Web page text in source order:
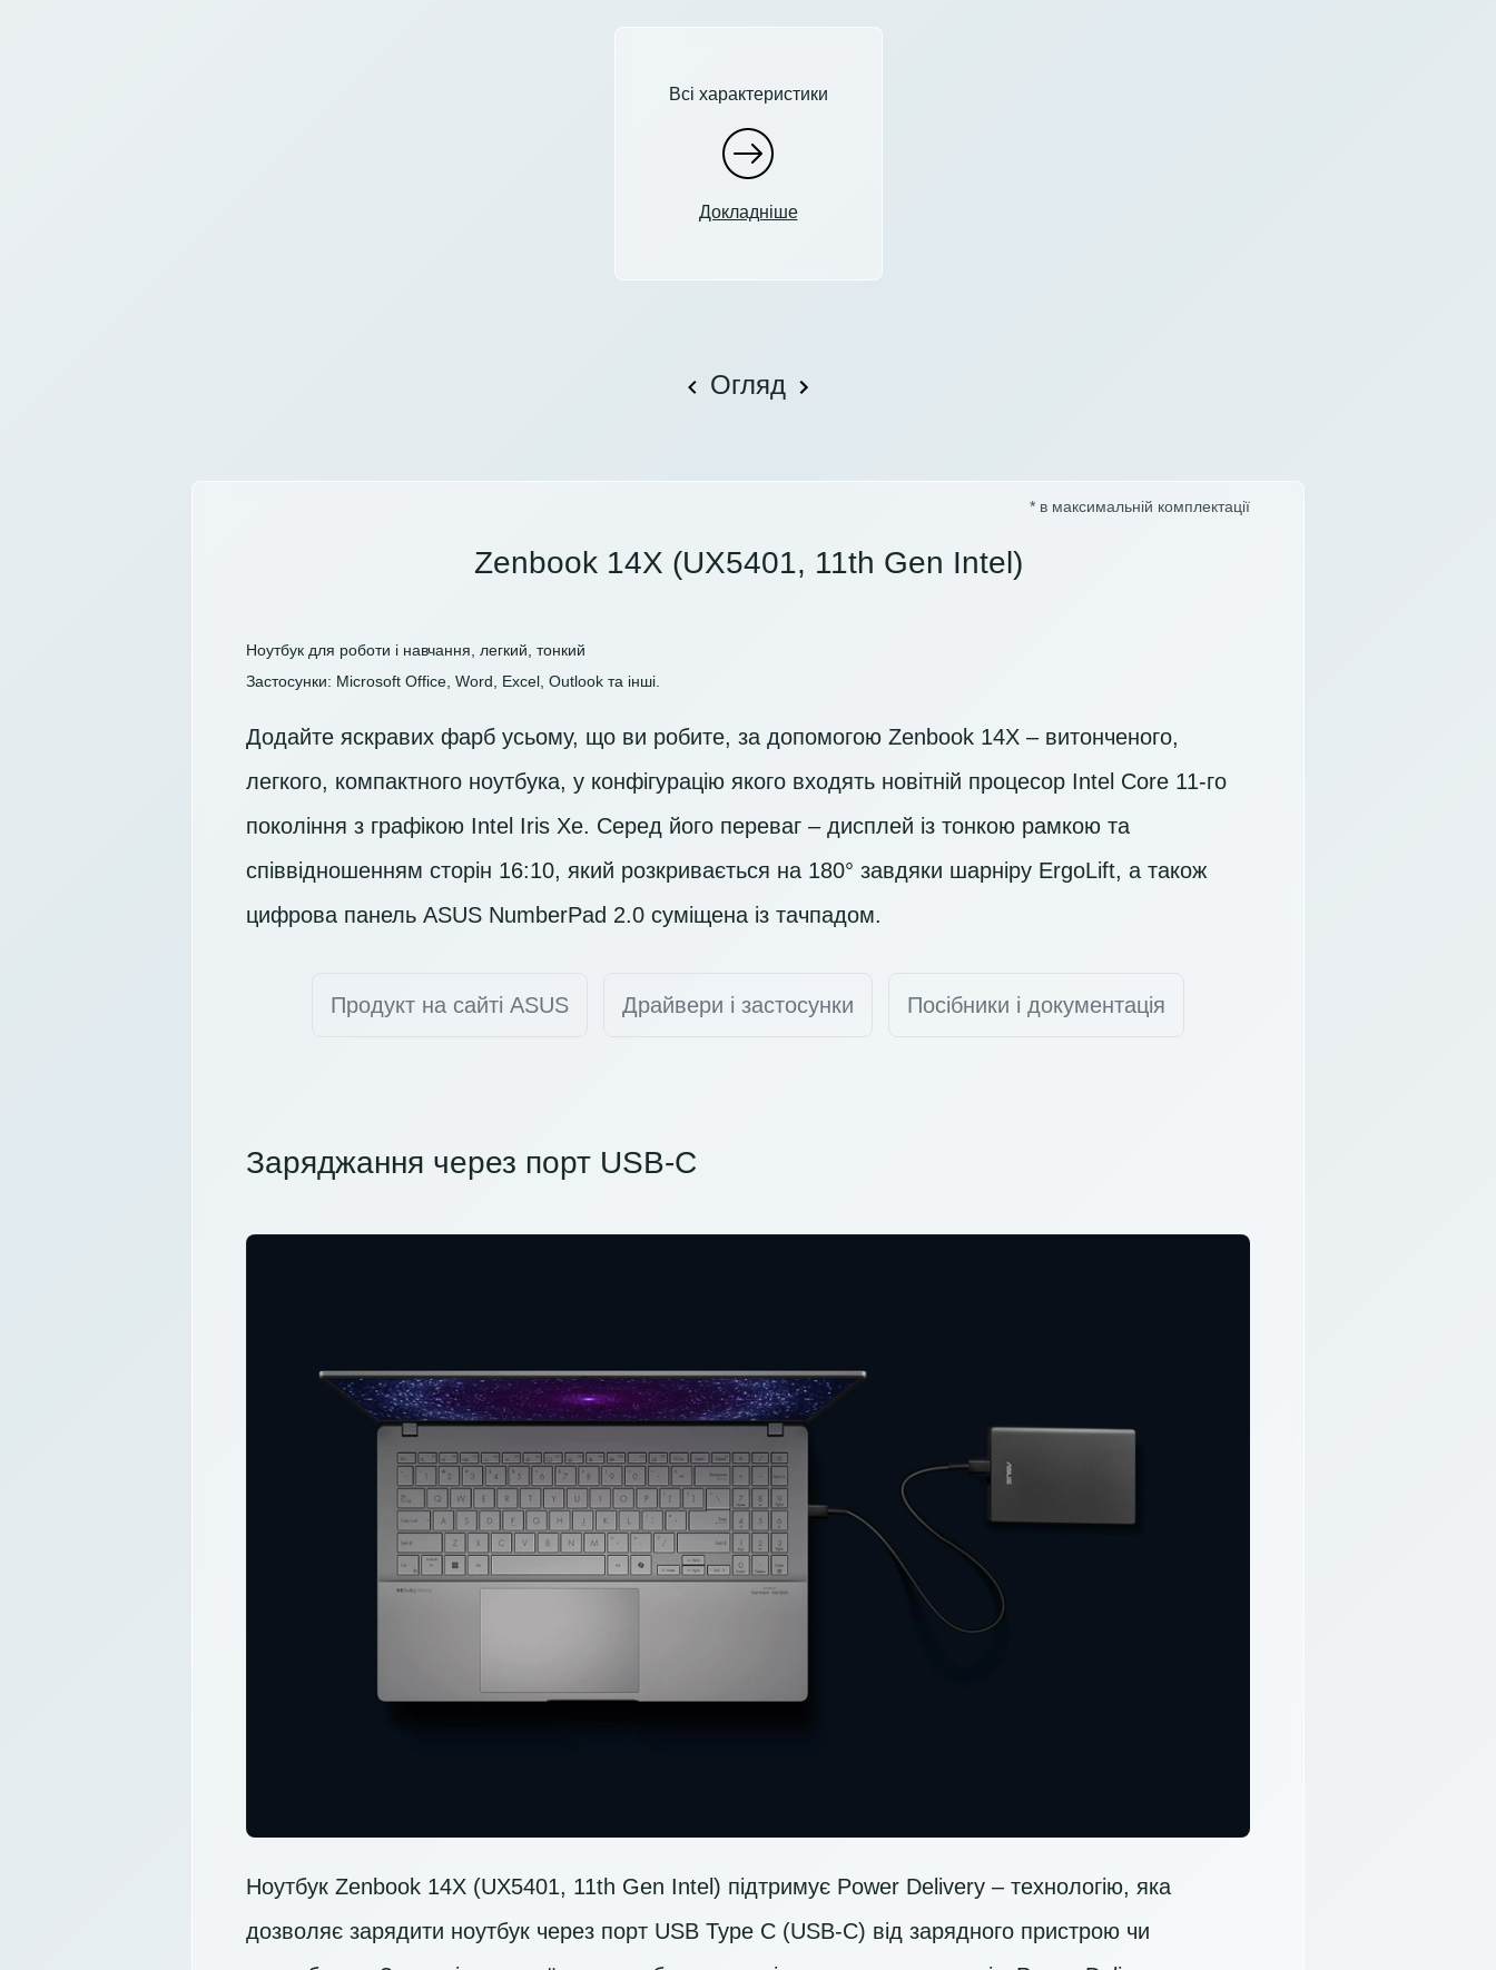
Всі характеристики
Докладніше
Огляд
* в максимальній комплектації
Zenbook 14X (UX5401, 11th Gen Intel)
Ноутбук для роботи і навчання, легкий, тонкий
Застосунки: Microsoft Office, Word, Excel, Outlook та інші.
Додайте яскравих фарб усьому, що ви робите, за допомогою Zenbook 14X – витонченого,
легкого, компактного ноутбука, у конфігурацію якого входять новітній процесор Intel Core 11-го
покоління з графікою Intel Iris Xe. Серед його переваг – дисплей із тонкою рамкою та
співвідношенням сторін 16:10, який розкривається на 180° завдяки шарніру ErgoLift, а також
цифрова панель ASUS NumberPad 2.0 суміщена із тачпадом.
Продукт на сайті ASUS Драйвери і застосунки Посібники і документація
Заряджання через порт USB-C
Ноутбук Zenbook 14X (UX5401, 11th Gen Intel) підтримує Power Delivery – технологію, яка
дозволяє зарядити ноутбук через порт USB Type C (USB-C) від зарядного пристрою чи